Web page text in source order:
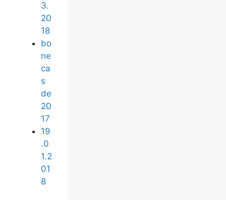
3.
20
18
bo
ne
ca
s
de
20
17
19
.0
1.2
01
8